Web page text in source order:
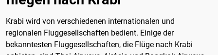
Krabi wird von verschiedenen internationalen und
regionalen Fluggesellschaften bedient. Einige der
bekanntesten Fluggesellschaften, die Flüge nach Krabi